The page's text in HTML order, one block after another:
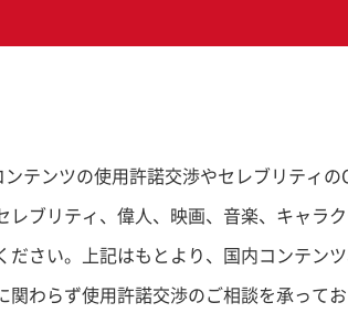
テンツの使用許諾交渉やセレブリティの
ブリティ、偉人、映画、音楽、キャラ
さい。上記はもとより、国内コンテン
わらず使用許諾交渉のご相談を承ってお